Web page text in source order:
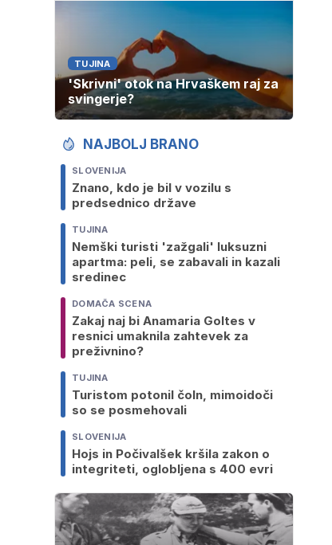
TUJINA
'Skrivni' otok na Hrvaškem raj za
svingerje?
NAJBOLJ BRANO
SLOVENIJA
Znano, kdo je bil v vozilu s
predsednico države
TUJINA
Nemški turisti 'zažgali' luksuzni
apartma: peli, se zabavali in kazali
sredinec
DOMAČA SCENA
Zakaj naj bi Anamaria Goltes v
resnici umaknila zahtevek za
preživnino?
TUJINA
Turistom potonil čoln, mimoidoči
so se posmehovali
SLOVENIJA
Hojs in Počivalšek kršila zakon o
integriteti, oglobljena s 400 evri